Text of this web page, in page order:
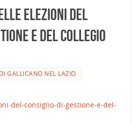
Elezioni del
e del Collegio
GALLICANO NEL LAZIO
del-consiglio-di-gestione-e-del-